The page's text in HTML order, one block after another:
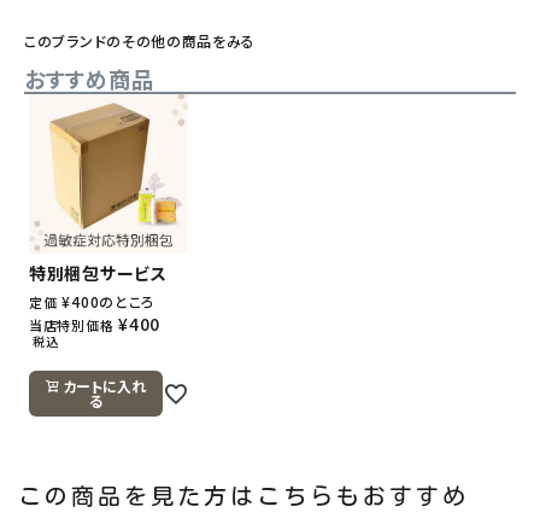
このブランドのその他の商品をみる
おすすめ商品
特別梱包サービス
定価 ¥400のところ
当店特別価格 ¥400
税込
カートに入れ
る
この商品を見た方はこちらもおすすめ